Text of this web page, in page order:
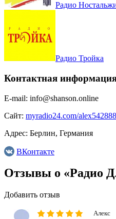
Радио
Радио Тройка
Контактная
E-mail: info@shanson.online
Сайт: myradio24.com/alex542888
Адрес: Берлин, Германия
ВКонтакте
Отзывы о «Радио
Добавить отзыв
Алекс